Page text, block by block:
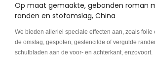
Op maat gemaakte, gebonden roman
randen en stofomslag, China
We bieden allerlei speciale effecten aan, zoals folie
de omslag, gespoten, gestencilde of vergulde
schutbladen aan de voor- en achterkant, enzovoort.